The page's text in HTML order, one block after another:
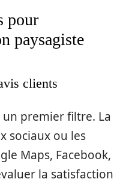
pour
paysagiste
clients
premier filtre. La
sociaux ou les
Maps, Facebook,
la satisfaction